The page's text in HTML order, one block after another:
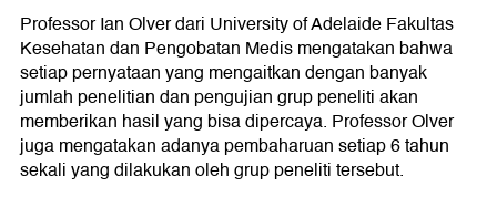
Professor Ian Olver dari University of Adelaide Fakultas
Kesehatan dan Pengobatan Medis mengatakan bahwa
setiap pernyataan yang mengaitkan dengan banyak
jumlah penelitian dan pengujian grup peneliti akan
memberikan hasil yang bisa dipercaya. Professor Olver
juga mengatakan adanya pembaharuan setiap 6 tahun
sekali yang dilakukan oleh grup peneliti tersebut.